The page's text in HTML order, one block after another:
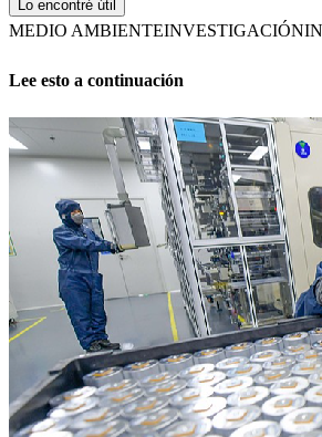
Lo encontré útil
MEDIO AMBIENTEINVESTIGACIÓN
Lee esto a continuación